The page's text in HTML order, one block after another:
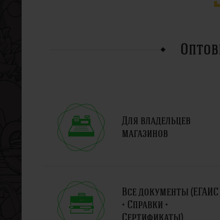
Для владельцев
магазинов
Все документы (ЕГАИС
+ Справки +
Сертификаты)